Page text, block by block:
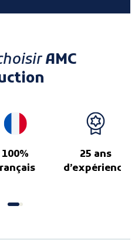
AMC
100%
25 ans
d’expérience